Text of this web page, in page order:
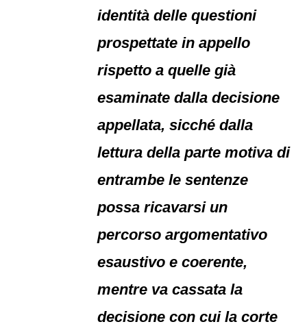
identità delle questioni
prospettate in appello
rispetto a quelle già
esaminate dalla decisione
appellata, sicché dalla
lettura della parte motiva di
entrambe le sentenze
possa ricavarsi un
percorso argomentativo
esaustivo e coerente,
mentre va cassata la
decisione con cui la corte